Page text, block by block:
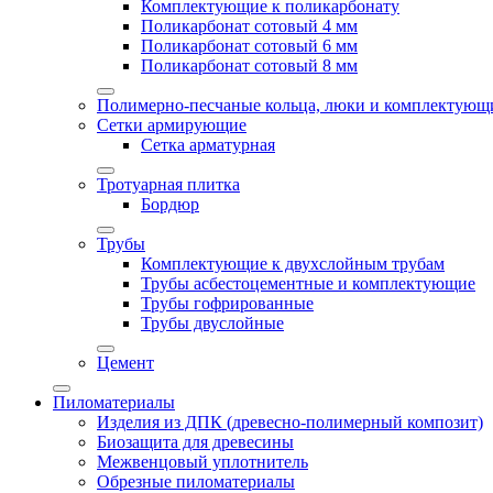
Комплектующие к поликарбонату
Поликарбонат сотовый 4 мм
Поликарбонат сотовый 6 мм
Поликарбонат сотовый 8 мм
Полимерно-песчаные кольца, люки и
Сетки армирующие
Сетка арматурная
Тротуарная плитка
Бордюр
Трубы
Комплектующие к двухслойным трубам
Трубы асбестоцементные и комплектующие
Трубы гофрированные
Трубы двуслойные
Цемент
Пиломатериалы
Изделия из ДПК (древесно-полимерный композит)
Биозащита для древесины
Межвенцовый уплотнитель
Обрезные пиломатериалы